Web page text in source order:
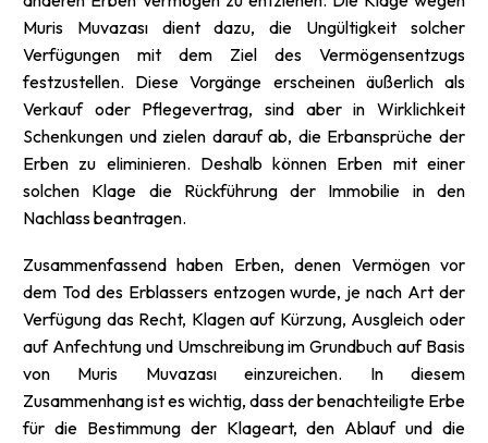
Muris Muvazası dient dazu, die Ungültigkeit solcher
Verfügungen mit dem Ziel des Vermögensentzugs
festzustellen. Diese Vorgänge erscheinen äußerlich als
Verkauf oder Pflegevertrag, sind aber in Wirklichkeit
Schenkungen und zielen darauf ab, die Erbansprüche der
Erben zu eliminieren. Deshalb können Erben mit einer
solchen Klage die Rückführung der Immobilie in den
Nachlass beantragen.
Zusammenfassend haben Erben, denen Vermögen vor
dem Tod des Erblassers entzogen wurde, je nach Art der
Verfügung das Recht, Klagen auf Kürzung, Ausgleich oder
auf Anfechtung und Umschreibung im Grundbuch auf Basis
von Muris Muvazası einzureichen. In diesem
Zusammenhang ist es wichtig, dass der benachteiligte Erbe
für die Bestimmung der Klageart, den Ablauf und die